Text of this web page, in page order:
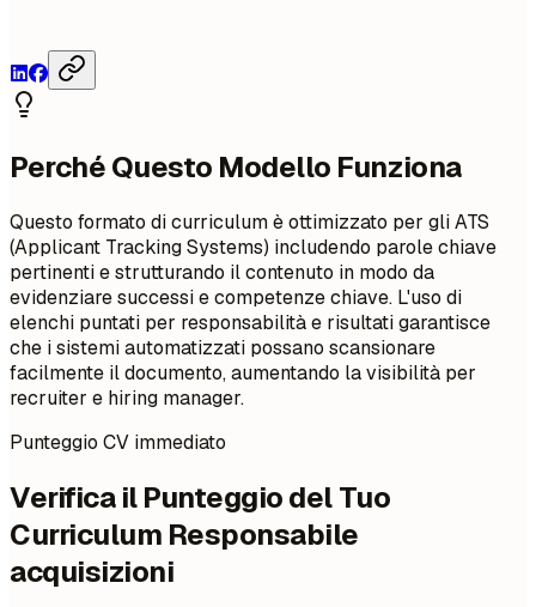
Perché Questo Modello Funziona
Questo formato di curriculum è ottimizzato per gli ATS
(Applicant Tracking Systems) includendo parole chiave
pertinenti e strutturando il contenuto in modo da
evidenziare successi e competenze chiave. L'uso di
elenchi puntati per responsabilità e risultati garantisce
che i sistemi automatizzati possano scansionare
facilmente il documento, aumentando la visibilità per
recruiter e hiring manager.
Punteggio CV immediato
Verifica il Punteggio del Tuo
Curriculum Responsabile
acquisizioni